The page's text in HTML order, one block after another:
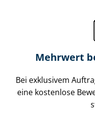
Mehrwert
Bei exklusivem
eine kostenlose